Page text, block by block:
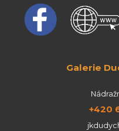
Galerie
+420